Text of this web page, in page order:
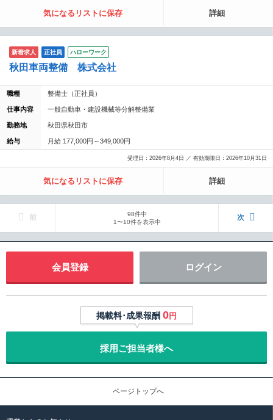
気になるリストに保存 詳細
新着求人 正社員 ハローワーク
秋田車両整備 株式会社
職種 整備士（正社員）
仕事内容 一般自動車・建設機械等分解整備業
勤務地 秋田県秋田市
給与 月給 177,000円～349,000円
受理日：2026年8月4日 ／ 有効期限日：2026年10月31日
気になるリストに保存 詳細
前
98件中
1〜10件を表示中
次
会員登録 ログイン
掲載料･成果報酬 0円
採用ご担当者様へ
ページトップへ